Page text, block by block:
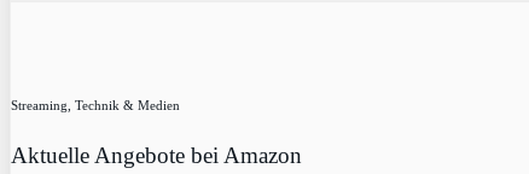
Streaming, Technik & Medien
Aktuelle Angebote bei Amazon